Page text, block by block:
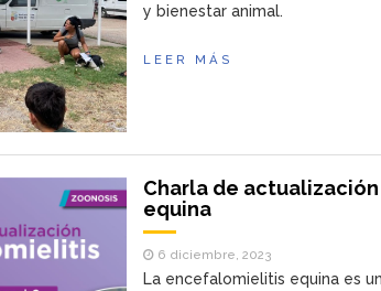
y bienestar animal.
LEER MÁS
Charla de
equina
6 diciembre, 2023
La encefalomielitis equina es